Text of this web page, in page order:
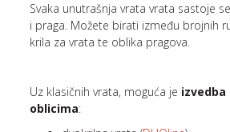
Svaka unutrašnja vrata vrata sastoje
i praga. Možete birati između brojnih
krila za vrata te oblika pragova.
Uz klasičnih vrata, moguća je izvedba
oblicima: